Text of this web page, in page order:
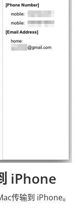
iPhone
传输到 iPhone。